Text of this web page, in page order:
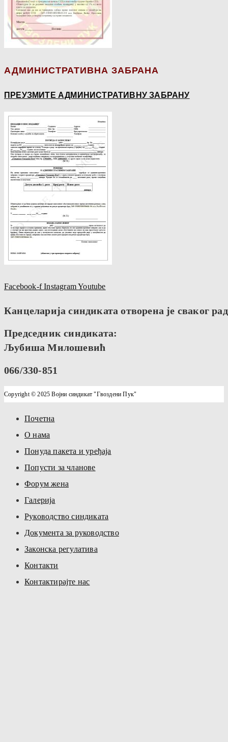
АДМИНИСТРАТИВНА ЗАБРАНА
ПРЕУЗМИТЕ АДМИНИСТРАТИВНУ ЗАБРАНУ
Facebook-f InstagramYoutube
Канцеларија синдиката отворена је сваког
Председник синдиката:
Љубиша Милошевић
066/330-851
Copyright © 2025 Војни синдикат "Гвоздени Пук"
Почетна
О нама
Понуда пакета и уређаја
Попусти за чланове
Форум жена
Галерија
Руководство синдиката
Документа за руководство
Законска регулатива
Контакти
Контактирајте нас